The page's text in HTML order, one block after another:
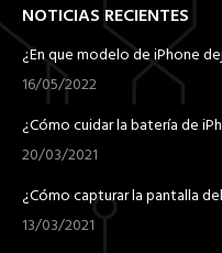
NOTICIAS RECIENTES
¿En que modelo de iPhone
16/05/2022
¿Cómo cuidar la batería de
20/03/2021
¿Cómo capturar la pantalla
13/03/2021